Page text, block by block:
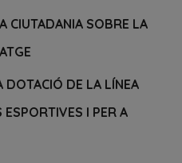
CIUTADANIA SOBRE LA
DOTACIÓ DE LA LÍNEA
ESPORTIVES I PER A